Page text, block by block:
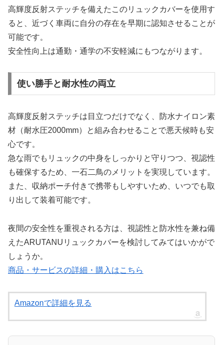
高輝度反射ステッチを備えたこのリュックカバーを使用す
ると、近づく車両に自分の存在を早期に認知させることが
可能です。
安全性向上は通勤・通学の不安軽減にもつながります。
使い勝手と耐水性の両立
高輝度反射ステッチは目立つだけでなく、防水ナイロン素
材（耐水圧2000mm）と組み合わせることで悪天候時も安
心です。
急な雨でもリュックの中身をしっかりと守りつつ、視認性
も確保するため、一石二鳥のメリットを実現しています。
また、収納ポーチ付きで携帯もしやすいため、いつでも取
り出して装着可能です。
夜間の安全性を重視される方は、視認性と防水性を兼ね備
えたARUTANUリュックカバーを検討してみてはいかがで
しょうか。
商品・サービスの詳細・購入はこちら
Amazonで詳細を見る